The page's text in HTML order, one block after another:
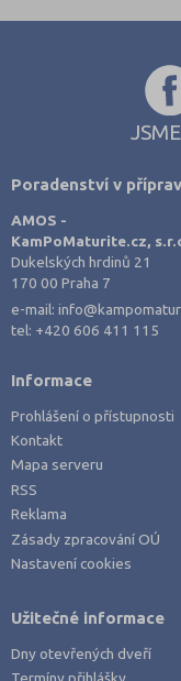
Poradenství v
AMOS -
KamPoMaturite.cz,
Dukelských hrdinů 21
170 00 Praha 7
e-mail:
tel: +420 606 411 115
Informace
Prohlášení o přístupnosti
Kontakt
Mapa serveru
RSS
Reklama
Zásady zpracování OÚ
Nastavení cookies
Užitečné informace
Dny otevřených dveří